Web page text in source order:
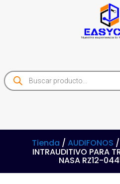
Products
search
Tienda / AUDIFONOS /
INTRAUDITIVO PARA
NASA RZ12-